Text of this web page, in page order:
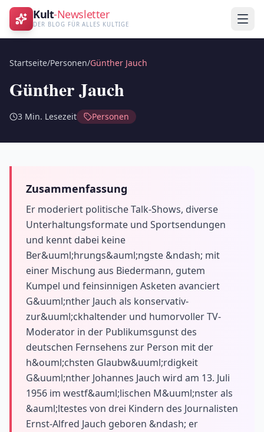
Kult-Newsletter
DER BLOG FÜR ALLES KULTIGE
Startseite/Personen/Günther Jauch
Günther Jauch
3 Min. Lesezeit Personen
Zusammenfassung
Er moderiert politische Talk-Shows, diverse
Unterhaltungsformate und Sportsendungen
und kennt dabei keine
Ber&uuml;hrungs&auml;ngste &ndash; mit
einer Mischung aus Biedermann, gutem
Kumpel und feinsinnigen Asketen avanciert
G&uuml;nther Jauch als konservativ-
zur&uuml;ckhaltender und humorvoller TV-
Moderator in der Publikumsgunst des
deutschen Fernsehens zur Person mit der
h&ouml;chsten Glaubw&uuml;rdigkeit
G&uuml;nther Johannes Jauch wird am 13. Juli
1956 im westf&auml;lischen M&uuml;nster als
&auml;ltestes von drei Kindern des Journalisten
Ernst-Alfred Jauch geboren &ndash; er